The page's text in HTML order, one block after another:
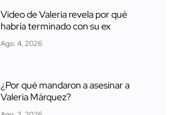
Video de Valeria revela por qué
habría terminado con su ex
Ago. 4, 2026
¿Por qué mandaron a asesinar a
Valeria Márquez?